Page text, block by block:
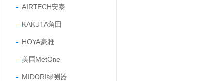
AIRTECH安泰
KAKUTA角田
HOYA豪雅
美国MetOne
MIDORI绿测器